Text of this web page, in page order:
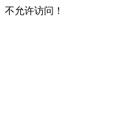
不允许访问！